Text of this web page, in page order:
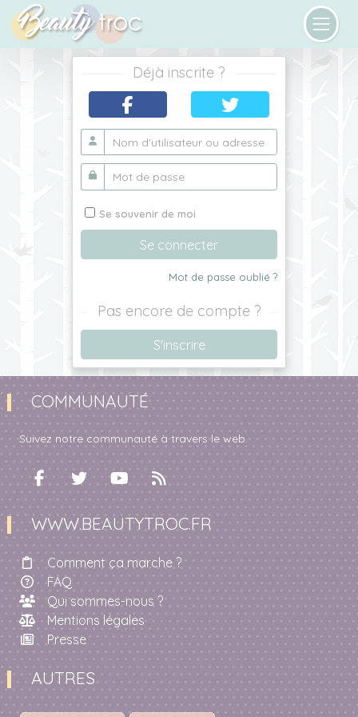
Déjà inscrite ?
Se souvenir de moi
Se connecter
Mot de passe oublié ?
Pas encore de compte ?
S'inscrire
COMMUNAUTÉ
Suivez notre communauté à travers le web.
WWW.BEAUTYTROC.FR
Comment ça marche ?
FAQ
Qui sommes-nous ?
Mentions légales
Presse
AUTRES